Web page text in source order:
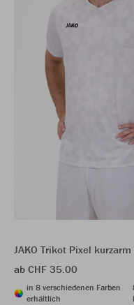
JAKO Trikot Pixel kurzarm
ab CHF 35.00
in 8 verschiedenen Farben
erhältlich